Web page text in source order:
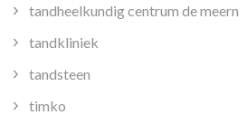
tandheelkundig centrum de meern
tandkliniek
tandsteen
timko